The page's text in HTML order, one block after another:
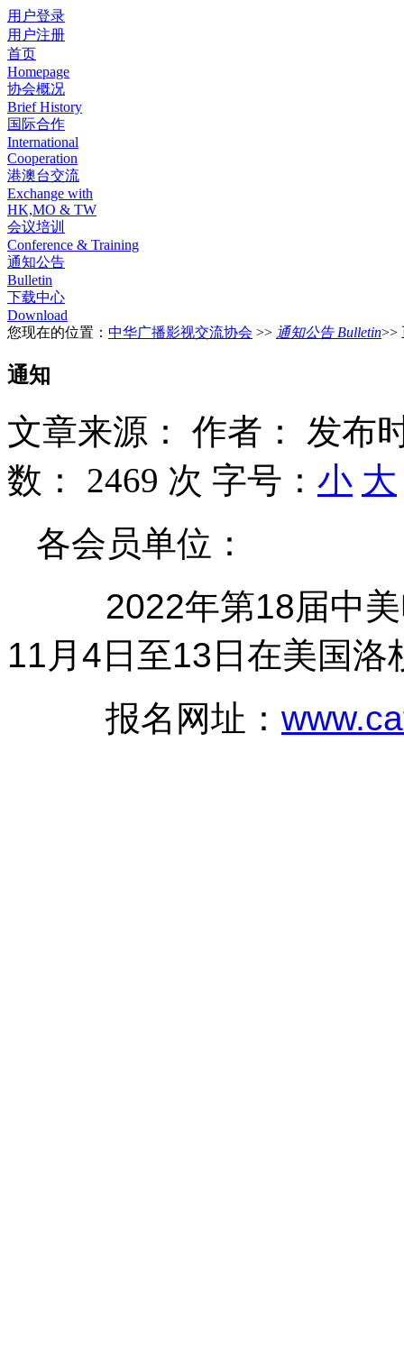
用户登录
用户注册
首页
Homepage
协会概况
Brief History
国际合作
International
Cooperation
港澳台交流
Exchange with
HK,MO & TW
会议培训
Conference & Training
通知公告
Bulletin
下载中心
Download
您现在的位置： 中华广播影视交流协会 >> 通知公告 Bulletin>>
通知
文章来源： 作者：
发布
数： 2469 次 字号： 小 大
各会员单位：
2022年第18届中美
11月4日至13日在美国洛
报名网址：